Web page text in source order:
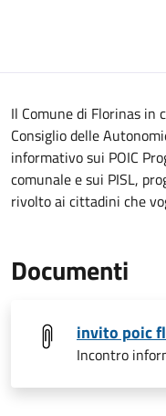
Il Comune di Florinas in
Consiglio delle
informativo sui POIC
comunale e sui PISL,
rivolto ai cittadini che
Documenti
invito poic
Incontro